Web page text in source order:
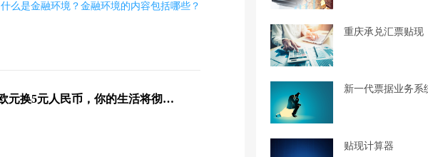
什么是金融环境？金融环境的内容包括哪些？
当1欧元换5元人民币，你的生活将彻底改变，历史将会重写
重庆承兑汇票贴现
新一代票据业务系
贴现计算器